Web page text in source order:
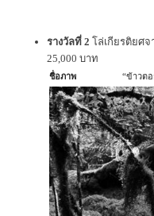
รางวัลที่ 2 โล่เกียรติยศ
25,000 บาท
ชื่อภาพ “ข้าวต